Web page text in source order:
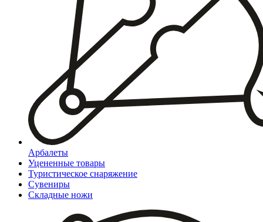
Арбалеты
Уцененные товары
Туристическое снаряжение
Сувениры
Складные ножи